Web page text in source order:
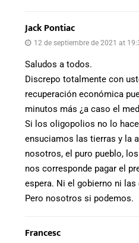
Jack Pontiac
12 de septiembre de 2021 at
Saludos a todos.
Discrepo totalmente con
recuperación económica
minutos más ¿a caso el
Si los oligopolios no lo
ensuciamos las tierras y la
nosotros, el puro pueblo,
nos corresponde pagar el
espera. Ni el gobierno ni
Pero nosotros si podemos.
Francesc